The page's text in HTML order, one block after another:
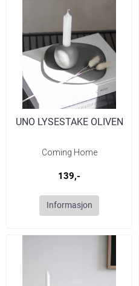
UNO LYSESTAKE OLIVEN
Coming Home
139,-
Informasjon